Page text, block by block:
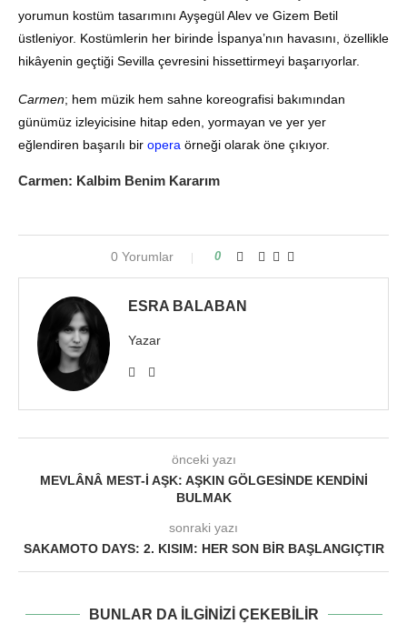
yorumun kostüm tasarımını Ayşegül Alev ve Gizem Betil
üstleniyor. Kostümlerin her birinde İspanya’nın havasını, özellikle
hikâyenin geçtiği Sevilla çevresini hissettirmeyi başarıyorlar.
Carmen; hem müzik hem sahne koreografisi bakımından
günümüz izleyicisine hitap eden, yormayan ve yer yer
eğlendiren başarılı bir opera örneği olarak öne çıkıyor.
Carmen: Kalbim Benim Kararım
0 Yorumlar 0
ESRA BALABAN
Yazar
önceki yazı
MEVLÂNÂ MEST-I AŞK: AŞKIN GÖLGESINDE KENDINI
BULMAK
sonraki yazı
SAKAMOTO DAYS: 2. KISIM: HER SON BIR BAŞLANGIÇTIR
BUNLAR DA ILGINIZI ÇEKEBILIR